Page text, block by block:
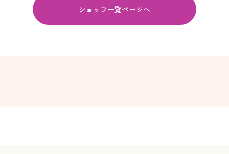
ショップ一覧ページへ